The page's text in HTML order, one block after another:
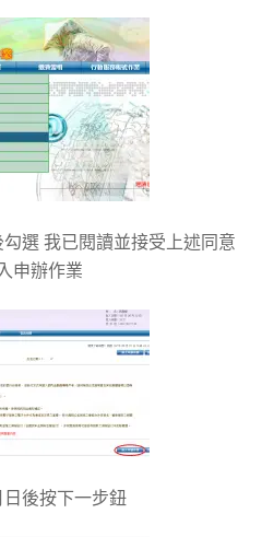
選 我已閱讀並接受上述同意
申辦作業
後按下一步鈕